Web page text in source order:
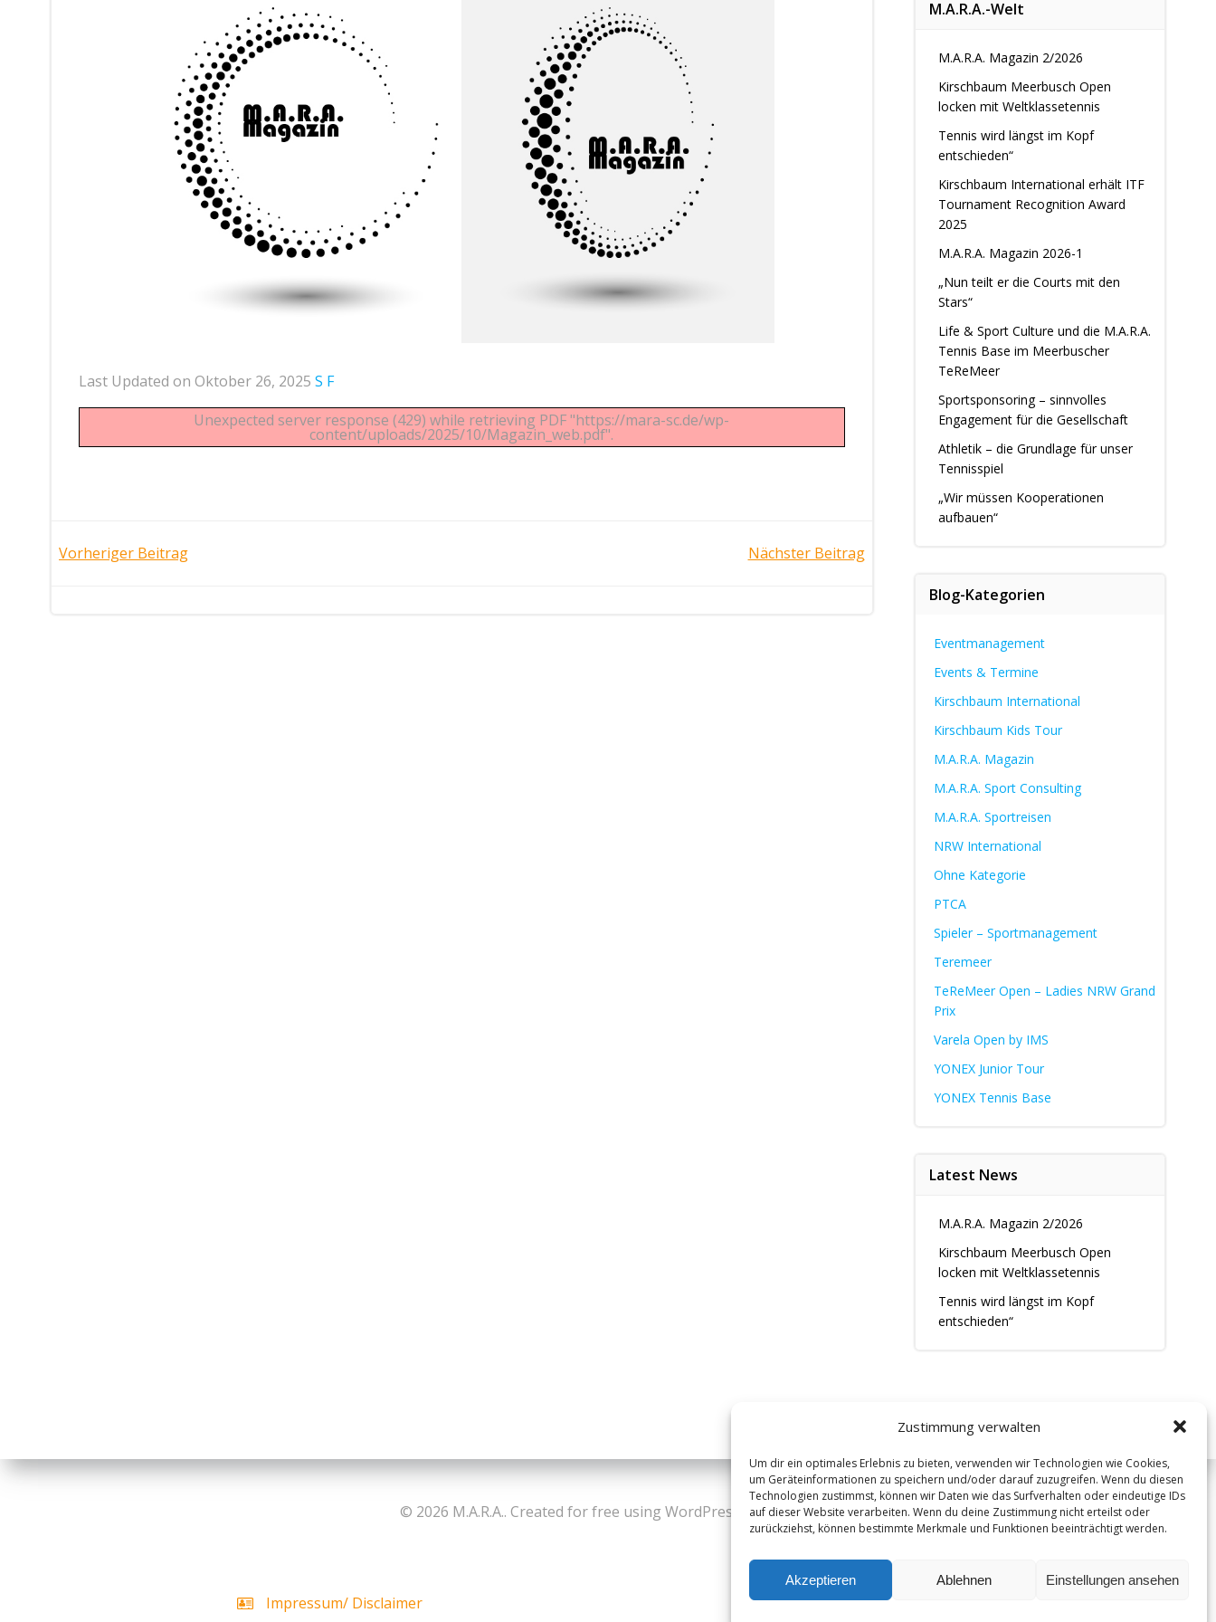
Zustimmung verwalten
Um dir ein optimales Erlebnis zu bieten, verwenden wir Technologien wie Cookies,
um Geräteinformationen zu speichern und/oder darauf zuzugreifen. Wenn du diesen
Technologien zustimmst, können wir Daten wie das Surfverhalten oder eindeutige IDs
auf dieser Website verarbeiten. Wenn du deine Zustimmung nicht erteilst oder
zurückziehst, können bestimmte Merkmale und Funktionen beeinträchtigt werden.
Akzeptieren Ablehnen Einstellungen ansehen
Last Updated on Oktober 26, 2025 S F
Unexpected server response (429) while retrieving PDF "https://mara-sc.de/wp-
content/uploads/2025/10/Magazin_web.pdf".
Post
Vorheriger Beitrag Nächster Beitrag
M.A.R.A.-Welt
M.A.R.A. Magazin 2/2026
Kirschbaum Meerbusch Open
locken mit Weltklassetennis
Tennis wird längst im Kopf
entschieden“
Kirschbaum International erhält ITF
Tournament Recognition Award
2025
M.A.R.A. Magazin 2026-1
„Nun teilt er die Courts mit den
Stars“
Life & Sport Culture und die M.A.R.A.
Tennis Base im Meerbuscher
TeReMeer
Sportsponsoring – sinnvolles
Engagement für die Gesellschaft
Athletik – die Grundlage für unser
Tennisspiel
„Wir müssen Kooperationen
aufbauen“
Blog-Kategorien
Eventmanagement
Events & Termine
Kirschbaum International
Kirschbaum Kids Tour
M.A.R.A. Magazin
M.A.R.A. Sport Consulting
M.A.R.A. Sportreisen
NRW International
Ohne Kategorie
PTCA
Spieler – Sportmanagement
Teremeer
TeReMeer Open – Ladies NRW Grand
Prix
Varela Open by IMS
YONEX Junior Tour
YONEX Tennis Base
Latest News
M.A.R.A. Magazin 2/2026
Kirschbaum Meerbusch Open
locken mit Weltklassetennis
Tennis wird längst im Kopf
entschieden“
© 2026 M.A.R.A.. Created for free using WordPress andColibri
Impressum/ Disclaimer Datenschutz